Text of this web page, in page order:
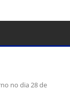
no dia 28 de